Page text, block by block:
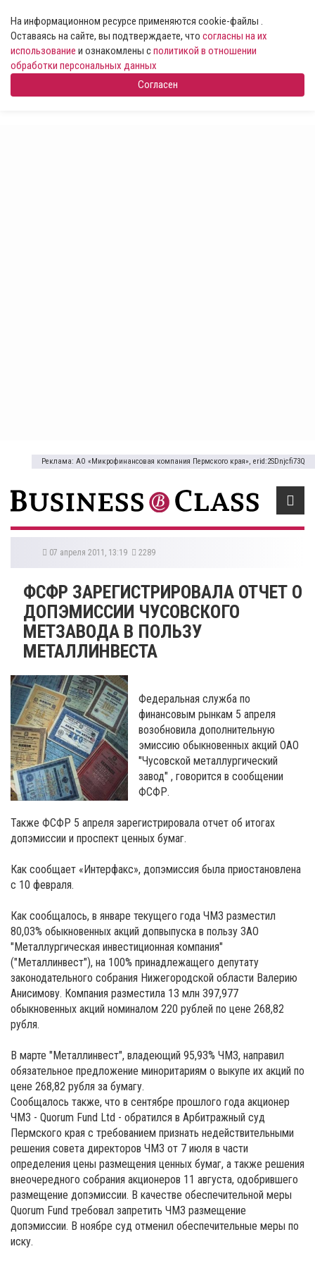
На информационном ресурсе применяются cookie-файлы .
Оставаясь на сайте, вы подтверждаете, что согласны на их
использование и ознакомлены сполитикой в отношении
обработки персональных данных
Согласен
Реклама: АО «Микрофинансовая компания Пермского края», erid:2SDnjcfi73Q
07 апреля 2011, 13:19 2289
ФСФР ЗАРЕГИСТРИРОВАЛА ОТЧЕТ О
ДОПЭМИССИИ ЧУСОВСКОГО
МЕТЗАВОДА В ПОЛЬЗУ
МЕТАЛЛИНВЕСТА
Федеральная служба по
финансовым рынкам 5 апреля
возобновила дополнительную
эмиссию обыкновенных акций ОАО
"Чусовской металлургический
завод" , говорится в сообщении
ФСФР.
Также ФСФР 5 апреля зарегистрировала отчет об итогах
допэмиссии и проспект ценных бумаг.
Как сообщает «Интерфакс», допэмиссия была приостановлена
с 10 февраля.
Как сообщалось, в январе текущего года ЧМЗ разместил
80,03% обыкновенных акций допвыпуска в пользу ЗАО
"Металлургическая инвестиционная компания"
("Металлинвест"), на 100% принадлежащего депутату
законодательного собрания Нижегородской области Валерию
Анисимову. Компания разместила 13 млн 397,977
обыкновенных акций номиналом 220 рублей по цене 268,82
рубля.
В марте "Металлинвест", владеющий 95,93% ЧМЗ, направил
обязательное предложение миноритариям о выкупе их акций по
цене 268,82 рубля за бумагу.
Сообщалось также, что в сентябре прошлого года акционер
ЧМЗ - Quorum Fund Ltd - обратился в Арбитражный суд
Пермского края с требованием признать недействительными
решения совета директоров ЧМЗ от 7 июля в части
определения цены размещения ценных бумаг, а также решения
внеочередного собрания акционеров 11 августа, одобрившего
размещение допэмиссии. В качестве обеспечительной меры
Quorum Fund требовал запретить ЧМЗ размещение
допэмиссии. В ноябре суд отменил обеспечительные меры по
иску.